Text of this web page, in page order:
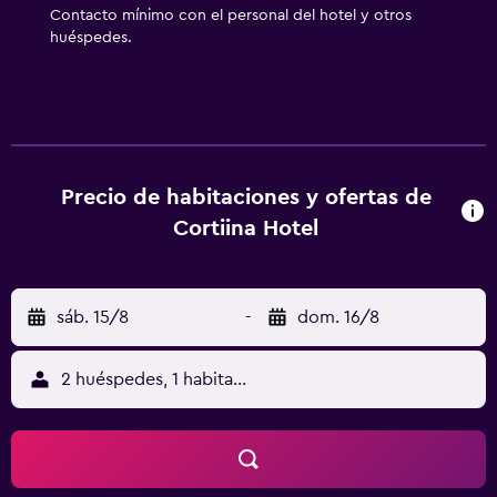
ocio y esparcimiento que se indican más abajo en las
instalaciones o cerca del alojamiento (es posible que se
Contacto mínimo con el personal del hotel y otros
huéspedes.
Precio de habitaciones y ofertas de
Cortiina Hotel
sáb. 15/8 - dom. 16/8
2 huéspedes, 1 habitación